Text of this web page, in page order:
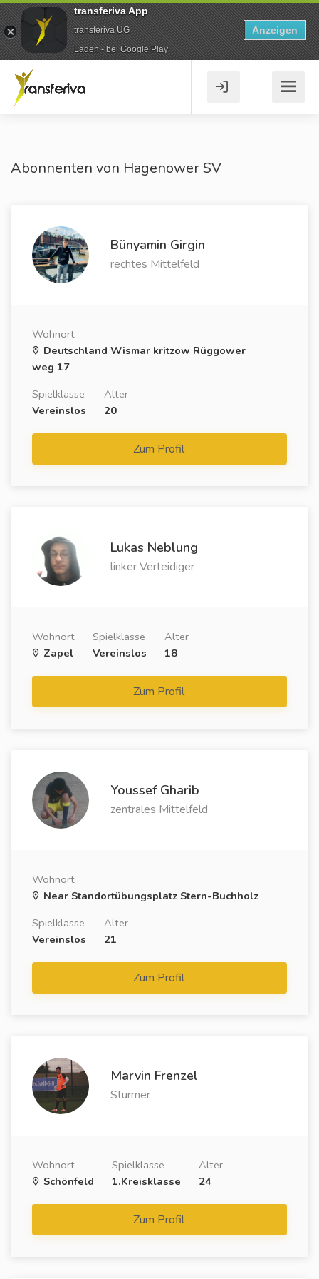
Abonnenten von Hagenower SV
Bünyamin Girgin
rechtes Mittelfeld
Wohnort
Deutschland Wismar kritzow Rüggower
weg 17
Spielklasse
Vereinslos
Alter
20
Zum Profil
Lukas Neblung
linker Verteidiger
Wohnort
Zapel
Spielklasse
Vereinslos
Alter
18
Zum Profil
Youssef Gharib
zentrales Mittelfeld
Wohnort
Near Standortübungsplatz Stern-Buchholz
Spielklasse
Vereinslos
Alter
21
Zum Profil
Marvin Frenzel
Stürmer
Wohnort
Schönfeld
Spielklasse
1.Kreisklasse
Alter
24
Zum Profil
transferiva App
transferiva UG
Laden - bei Google Play
Anzeigen